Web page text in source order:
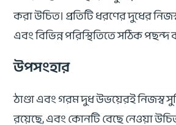
করা উচিত। প্রতিটি ধরণের দুধের
এবং বিভিন্ন পরিস্থিতিতে সঠিক পছন্দ
উপসংহার
ঠাণ্ডা এবং গরম দুধ উভয়েরই নিজস্ব
রয়েছে, এবং কোনটি বেছে নেওয়া